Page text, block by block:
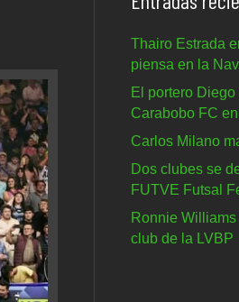
Thairo Estrada
piensa en la
El portero
Carabobo FC
Carlos Milano
Dos clubes se
FUTVE Futsal
Ronnie
club de la LVBP